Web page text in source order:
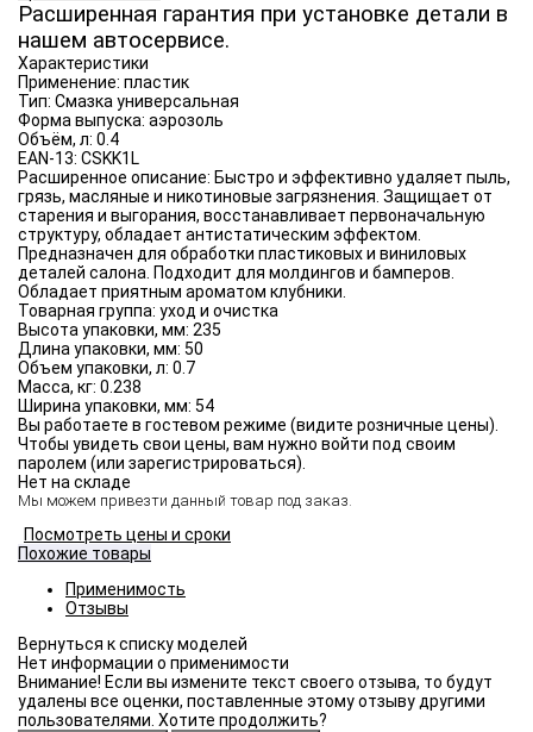
Расширенная гарантия при установке детали в
нашем автосервисе.
Характеристики
Применение: пластик
Тип: Смазка универсальная
Форма выпуска: аэрозоль
Объём, л: 0.4
EAN-13: CSKK1L
Расширенное описание: Быстро и эффективно удаляет пыль,
грязь, масляные и никотиновые загрязнения. Защищает от
старения и выгорания, восстанавливает первоначальную
структуру, обладает антистатическим эффектом.
Предназначен для обработки пластиковых и виниловых
деталей салона. Подходит для молдингов и бамперов.
Обладает приятным ароматом клубники.
Товарная группа: уход и очистка
Высота упаковки, мм: 235
Длина упаковки, мм: 50
Объем упаковки, л: 0.7
Масса, кг: 0.238
Ширина упаковки, мм: 54
Вы работаете в гостевом режиме (видите розничные цены).
Чтобы увидеть свои цены, вам нужно войти под своим
паролем (или зарегистрироваться).
Нет на складе
Мы можем привезти данный товар под заказ.
Посмотреть цены и сроки
Похожие товары
Применимость
Отзывы
Нет информации о применимости
Внимание! Если вы измените текст своего отзыва, то будут
удалены все оценки, поставленные этому отзыву другими
пользователями. Хотите продолжить?